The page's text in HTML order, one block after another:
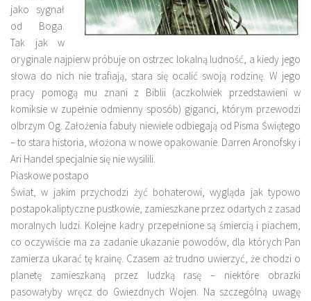
jako sygnał
od Boga.
Tak jak w
oryginale najpierw próbuje on ostrzec lokalną ludność, a kiedy jego
słowa do nich nie trafiają, stara się ocalić swoją rodzinę. W jego
pracy pomogą mu znani z Biblii (aczkolwiek przedstawieni w
komiksie w zupełnie odmienny sposób) giganci, którym przewodzi
olbrzym Og. Założenia fabuły niewiele odbiegają od Pisma Świętego
– to stara historia, włożona w nowe opakowanie. Darren Aronofsky i
Ari Handel specjalnie się nie wysilili.
Piaskowe postapo
Świat, w jakim przychodzi żyć bohaterowi, wygląda jak typowo
postapokaliptyczne pustkowie, zamieszkane przez odartych z zasad
moralnych ludzi. Kolejne kadry przepełnione są śmiercią i piachem,
co oczywiście ma za zadanie ukazanie powodów, dla których Pan
zamierza ukarać tę krainę. Czasem aż trudno uwierzyć, że chodzi o
planetę zamieszkaną przez ludzką rasę – niektóre obrazki
pasowałyby wręcz do Gwiezdnych Wojen. Na szczególną uwagę